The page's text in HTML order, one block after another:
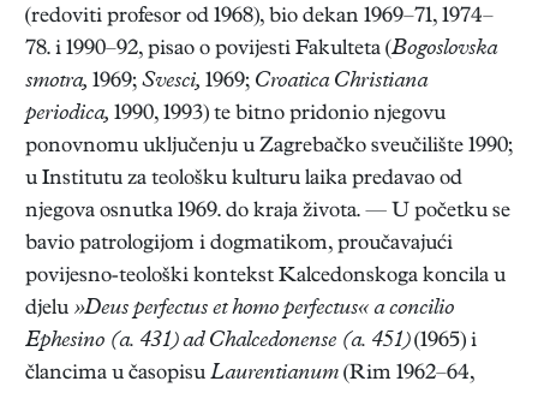
(redoviti profesor od 1968), bio dekan 1969–71, 1974–
78. i 1990–92, pisao o povijesti Fakulteta (Bogoslovska
smotra, 1969; Svesci, 1969; Croatica Christiana
periodica, 1990, 1993) te bitno pridonio njegovu
ponovnomu uključenju u Zagrebačko sveučilište 1990;
u Institutu za teološku kulturu laika predavao od
njegova osnutka 1969. do kraja života. — U početku se
bavio patrologijom i dogmatikom, proučavajući
povijesno-teološki kontekst Kalcedonskoga koncila u
djelu »Deus perfectus et homo perfectus« a concilio
Ephesino (a. 431) ad Chalcedonense (a. 451)(1965) i
člancima u časopisu Laurentianum (Rim 1962–64,